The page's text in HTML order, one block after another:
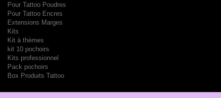
Pour Tattoo Poudres
Pour Tattoo Encres
Extensions Marges
Kits
Kit à thèmes
kit 10 pochoirs
Kits professionnel
Pack pochoirs
Box Produits Tattoo